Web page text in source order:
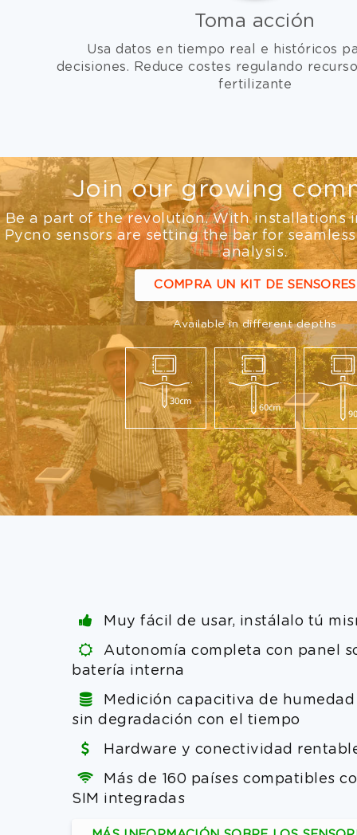
Toma acción
Usa datos en tiempo real e históricos
decisiones. Reduce costes regulando
fertilizante
Join our growing
Be a part of the revolution. With installations
Pycno sensors are setting the bar for
analysis.
COMPRA UN KIT DE SENSORES
Available in different depths
Muy fácil de usar, instálalo tú
Autonomía completa con panel
batería interna
Medición capacitiva de humedad
sin degradación con el tiempo
Hardware y conectividad
Más de 160 países compatibles
SIM integradas